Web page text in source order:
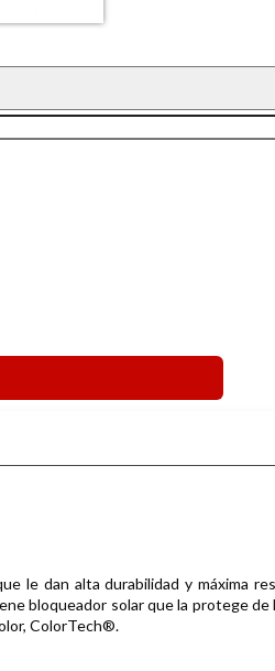
le dan alta durabilidad y máxima
bloqueador solar que la protege de
ColorTech®.